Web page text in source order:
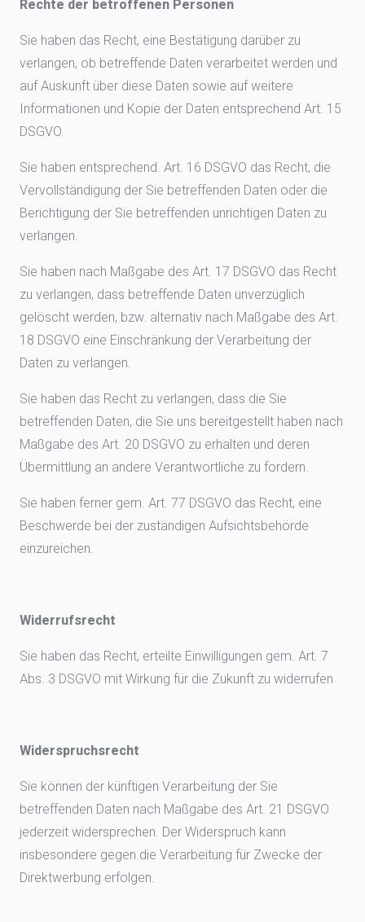
Rechte der betroffenen Personen
Sie haben das Recht, eine Bestätigung darüber zu
verlangen, ob betreffende Daten verarbeitet werden und
auf Auskunft über diese Daten sowie auf weitere
Informationen und Kopie der Daten entsprechend Art. 15
DSGVO.
Sie haben entsprechend. Art. 16 DSGVO das Recht, die
Vervollständigung der Sie betreffenden Daten oder die
Berichtigung der Sie betreffenden unrichtigen Daten zu
verlangen.
Sie haben nach Maßgabe des Art. 17 DSGVO das Recht
zu verlangen, dass betreffende Daten unverzüglich
gelöscht werden, bzw. alternativ nach Maßgabe des Art.
18 DSGVO eine Einschränkung der Verarbeitung der
Daten zu verlangen.
Sie haben das Recht zu verlangen, dass die Sie
betreffenden Daten, die Sie uns bereitgestellt haben nach
Maßgabe des Art. 20 DSGVO zu erhalten und deren
Übermittlung an andere Verantwortliche zu fordern.
Sie haben ferner gem. Art. 77 DSGVO das Recht, eine
Beschwerde bei der zuständigen Aufsichtsbehörde
einzureichen.
Widerrufsrecht
Sie haben das Recht, erteilte Einwilligungen gem. Art. 7
Abs. 3 DSGVO mit Wirkung für die Zukunft zu widerrufen
Widerspruchsrecht
Sie können der künftigen Verarbeitung der Sie
betreffenden Daten nach Maßgabe des Art. 21 DSGVO
jederzeit widersprechen. Der Widerspruch kann
insbesondere gegen die Verarbeitung für Zwecke der
Direktwerbung erfolgen.